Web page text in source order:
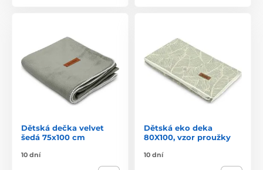
Dětská dečka velvet
šedá 75x100 cm
10 dní
Dětská eko deka
80X100, vzor proužky
10 dní